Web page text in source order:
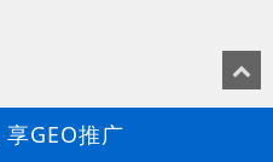
GEO推广